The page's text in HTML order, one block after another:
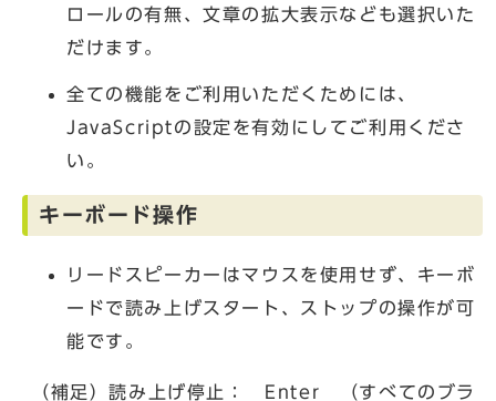
ロールの有無、文章の拡大表示なども選択いた
だけます。
全ての機能をご利用いただくためには、
JavaScriptの設定を有効にしてご利用くださ
い。
キーボード操作
リードスピーカーはマウスを使用せず、キーボ
ードで読み上げスタート、ストップの操作が可
能です。
（補足）読み上げ停止： Enter （すべてのブラ